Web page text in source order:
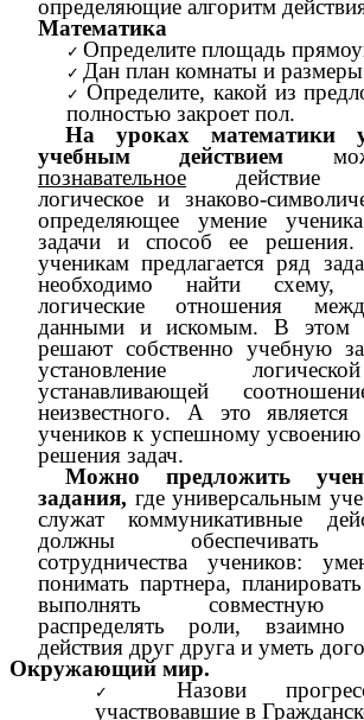
определяющие алгоритм
Математика
Определите площадь
Дан план комнаты и
Определите, какой из
полностью закроет пол.
На уроках математики
учебным действием
познавательное действие
логическое и знаково-
определяющее умение
задачи и способ ее
ученикам предлагается ряд
необходимо найти схему,
логические отношения
данными и искомым. В этом
решают собственно учебную
установление
устанавливающей
неизвестного. А это
учеников к успешному
решения задач.
Можно предложить
задания, где универсальным
служат коммуникативные
должны обеспечивать
сотрудничества учеников:
понимать партнера,
выполнять совместную
распределять роли, взаимно
действия друг друга и уметь
Окружающий мир.
Назови
участвовавшие в